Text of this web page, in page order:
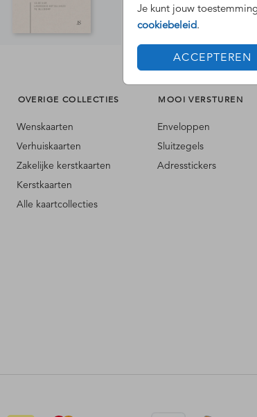
Je kunt jouw
cookiebeleid.
ACCEPTEREN
OVERIGE COLLECTIES
Wenskaarten
Verhuiskaarten
Zakelijke kerstkaarten
Kerstkaarten
Alle kaartcollecties
MOOI VERSTUREN
Enveloppen
Sluitzegels
Adresstickers